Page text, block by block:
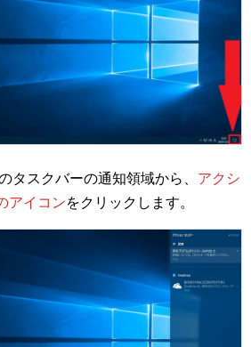
タスクバーの通知領域から、 アクシ
アイコンをクリックします。